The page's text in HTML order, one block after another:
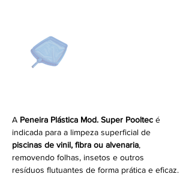
A Peneira Plástica Mod. Super Pooltec é
indicada para a limpeza superficial de
piscinas de vinil, fibra ou alvenaria,
removendo folhas, insetos e outros
resíduos flutuantes de forma prática e eficaz.